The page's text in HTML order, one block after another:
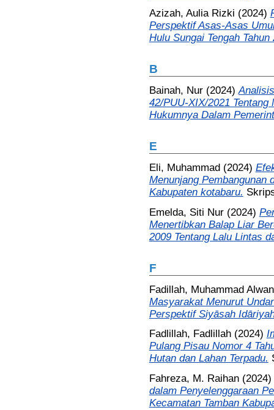
Azizah, Aulia Rizki (2024)
Perspektif Asas-Asas
Hulu Sungai Tengah Tahun
B
Bainah, Nur(2024)
42/PUU-XIX/2021
Hukumnya Dalam
E
Eli, Muhammad(2024)
Menunjang Pembangunan
Kabupaten kotabaru.
Emelda, Siti Nur(2024)
Menertibkan Balap Liar
2009 Tentang Lalu Lintas
F
Fadillah, Muhammad Alwan
Masyarakat Menurut
Perspektif Siyāsah
Fadlillah, Fadlillah(2024)
Pulang Pisau Nomor 4
Hutan dan Lahan Terpadu.
Fahreza, M. Raihan(2024)
dalam Penyelenggaraan
Kecamatan Tamban